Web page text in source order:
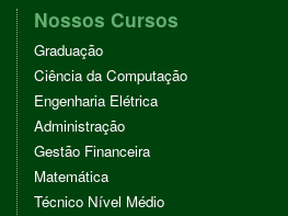
Nossos Cursos
Graduação
Ciência da Computação
Engenharia Elétrica
Administração
Gestão Financeira
Matemática
Técnico Nível Médio